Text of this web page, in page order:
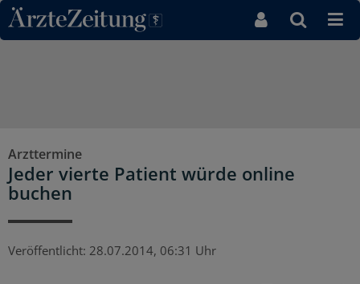
Direkt zum Inhaltsbereich
Arzttermine
Jeder vierte Patient würde online
buchen
Veröffentlicht: 28.07.2014, 06:31 Uhr